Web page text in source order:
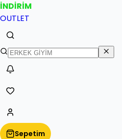
İNDİRİM
OUTLET
Sepetim